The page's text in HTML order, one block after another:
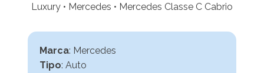
Luxury • Mercedes • Mercedes Classe C Cabrio
Marca: Mercedes
Tipo: Auto